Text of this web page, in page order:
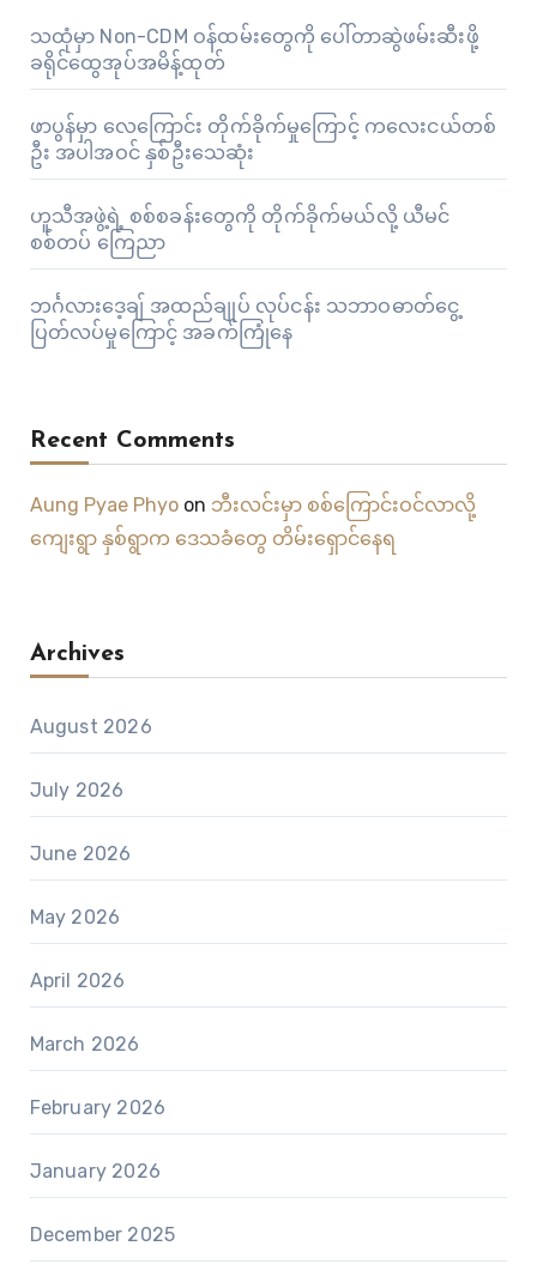
သထုံမှာ Non-CDM ဝန်ထမ်းတွေကို ပေါ်တာဆွဲဖမ်းဆီးဖို့
ခရိုင်ထွေအုပ်အမိန့်ထုတ်
ဖာပွန်မှာ လေကြောင်း တိုက်ခိုက်မှုကြောင့် ကလေးငယ်တစ်
ဦး အပါအဝင် နှစ်ဦးသေဆုံး
ဟူသီအဖွဲ့ရဲ့ စစ်စခန်းတွေကို တိုက်ခိုက်မယ်လို့ ယီမင်
စစ်တပ် ကြေညာ
ဘင်္ဂလားဒေ့ချ် အထည်ချုပ် လုပ်ငန်း သဘာဝဓာတ်ငွေ့
ပြတ်လပ်မှုကြောင့် အခက်ကြုံနေ
Recent Comments
Aung Pyae Phyoon ဘီးလင်းမှာ စစ်ကြောင်းဝင်လာလို့
ကျေးရွာ နှစ်ရွာက ဒေသခံတွေ တိမ်းရှောင်နေရ
Archives
August 2026
July 2026
June 2026
May 2026
April 2026
March 2026
February 2026
January 2026
December 2025